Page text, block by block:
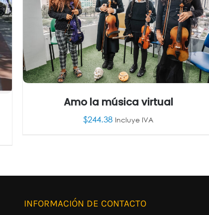
Amo la música virtual
$244.38 Incluye IVA
INFORMACIÓN DE CONTACTO